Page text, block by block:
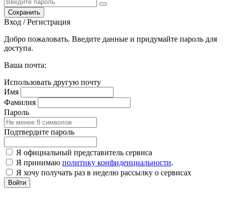
Сохранить
Вход / Регистрация
Добро пожаловать. Введите данные и придумайте пароль для
доступа.
Ваша почта:
Использовать другую почту
Имя
Фамилия
Пароль
Подтвердите пароль
Я официальный представитель сервиса
Я принимаю политику конфиденциальности.
Я хочу получать раз в неделю рассылку о сервисах
Войти